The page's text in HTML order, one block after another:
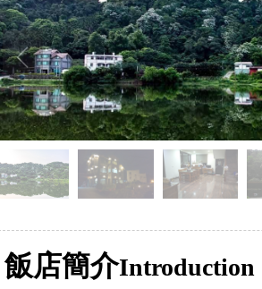
飯店簡介Introduction